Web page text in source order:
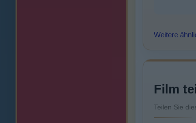
Weitere
Film
Teilen Sie